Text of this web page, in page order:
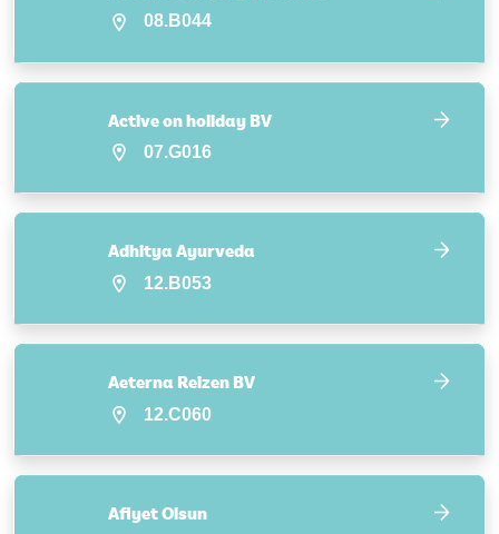
08.B044
Active on holiday BV
07.G016
Adhitya Ayurveda
12.B053
Aeterna Reizen BV
12.C060
Afiyet Olsun